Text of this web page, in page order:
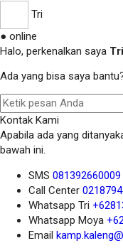
Tri
● online
Halo, perkenalkan saya Tri
Ada yang bisa saya
Kontak Kami
Apabila ada yang
bawah ini.
SMS 081392660009
Call Center
Whatsapp Tri
Whatsapp Moya
Email